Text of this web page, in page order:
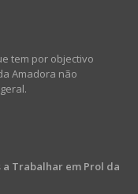
tem por objectivo
Amadora não
a Trabalhar em Prol da